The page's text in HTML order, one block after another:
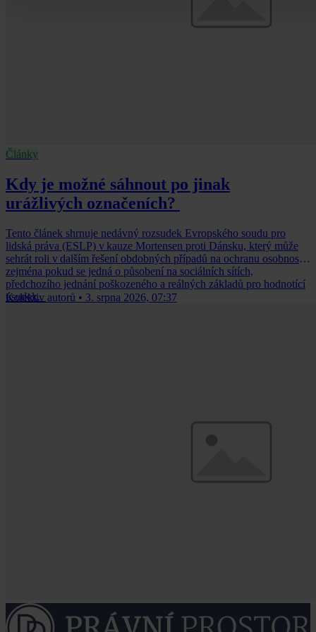
Články
Kdy je možné sáhnout po jinak
urážlivých označeních?
Tento článek shrnuje nedávný rozsudek Evropského soudu pro
lidská práva (ESLP) v kauze Mortensen proti Dánsku, který může
sehrát roli v dalším řešení obdobných případů na ochranu osobnosti,
zejména pokud se jedná o působení na sociálních sítích,
předchozího jednání poškozeného a reálných základů pro hodnotící
úsudek.
Kolektiv autorů • 3. srpna 2026, 07:37